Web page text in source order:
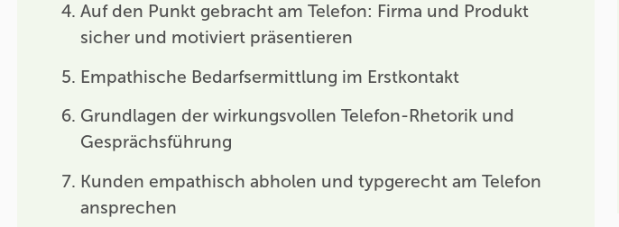
Auf den Punkt gebracht am Telefon: Firma und Produkt
sicher und motiviert präsentieren
Empathische Bedarfsermittlung im Erstkontakt
Grundlagen der wirkungsvollen Telefon-Rhetorik und
Gesprächsführung
Kunden empathisch abholen und typgerecht am Telefon
ansprechen